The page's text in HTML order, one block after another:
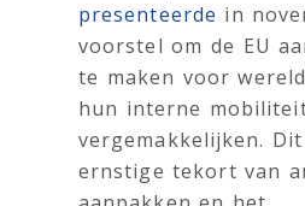
presenteerde in
voorstel om de EU
te maken voor
hun interne
vergemakkelijken.
ernstige tekort van